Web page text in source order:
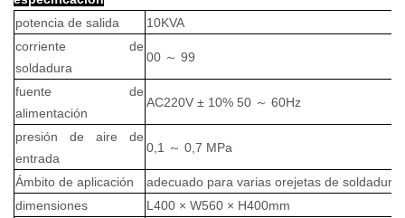
potencia de salida
10KVA
corriente de
soldadura
00 ～ 99
fuente de
alimentación
AC220V ± 10% 50 ～ 60Hz
presión de aire de
entrada
0,1 ～ 0,7 MPa
Ámbito de aplicación
adecuado para varias orejetas de
dimensiones
L400 × W560 × H400mm